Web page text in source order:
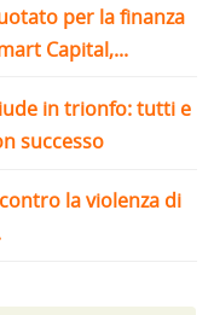
per la finanza
Capital,...
in trionfo: tutti e
successo
la violenza di